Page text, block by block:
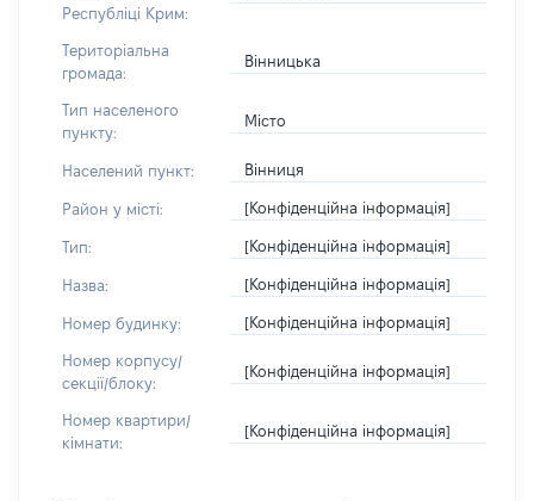
Республіці Крим:
Територіальна
громада:
Вінницька
Тип населеного
пункту:
Місто
Населений пункт: Вінниця
Район у місті: [Конфіденційна інформація]
Тип: [Конфіденційна інформація]
Назва: [Конфіденційна інформація]
Номер будинку: [Конфіденційна інформація]
Номер корпусу/
секції/блоку:
[Конфіденційна інформація]
Номер квартири/
кімнати:
[Конфіденційна інформація]